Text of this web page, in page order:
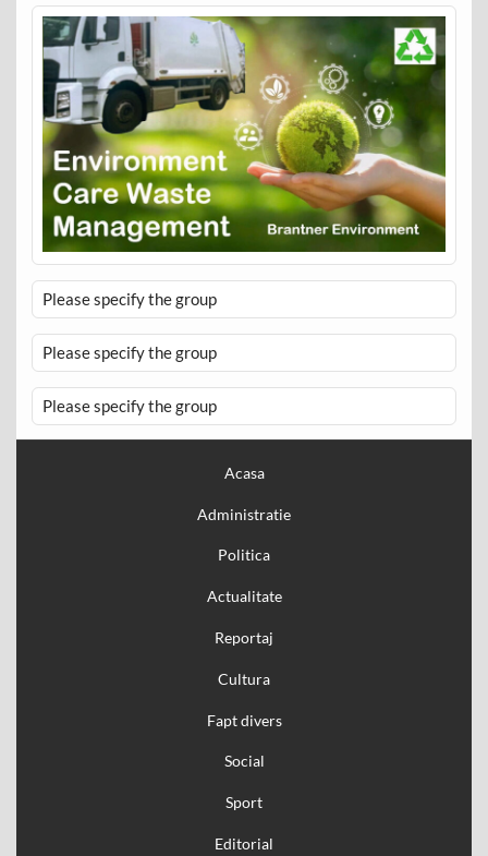
Please specify the group
Please specify the group
Please specify the group
Acasa
Administratie
Politica
Actualitate
Reportaj
Cultura
Fapt divers
Social
Sport
Editorial